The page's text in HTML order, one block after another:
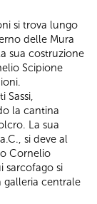
si trova lungo
delle Mura
sua costruzione
Scipione
Sassi,
la cantina
La sua
si deve al
Cornelio
sarcofago si
galleria centrale